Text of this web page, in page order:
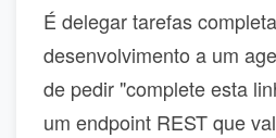
É delegar tarefas
desenvolvimento a um
de pedir "complete esta
um endpoint REST que